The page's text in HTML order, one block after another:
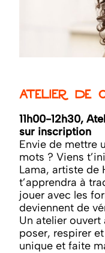
Atelier de
11h00-12h30,
sur inscription
Envie de mettre
mots ? Viens
Lama, artiste de
t’apprendra à
jouer avec les
deviennent de
Un atelier ouvert
poser, respirer
unique et faite